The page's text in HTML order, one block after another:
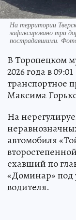
На территории
зафиксировано три
пострадавшими.
В Торопецком
2026 года в
транспортное
Максима
На
автомобиля
ехавший по
«Доминар» под
водителя.